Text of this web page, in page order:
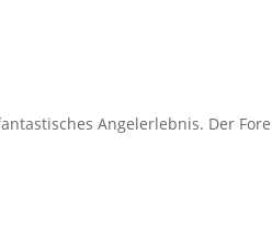
Angelerlebnis. Der